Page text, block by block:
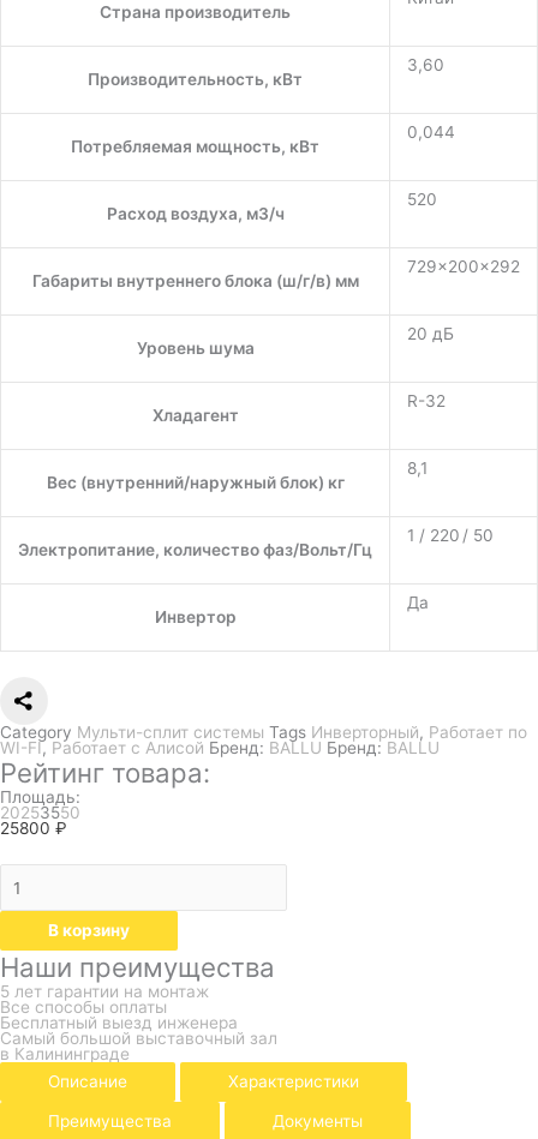
Страна производитель
Производительность, кВт
3,60
Потребляемая мощность, кВт
0,044
Расход воздуха, м3/ч
520
Габариты внутреннего блока (ш/г/в) мм
729×200×292
Уровень шума
20 дБ
Хладагент
R-32
Вес (внутренний/наружный блок) кг
8,1
Электропитание, количество фаз/Вольт/Гц
1 / 220 / 50
Инвертор
Да
Category Мульти-сплит системы Tags Инверторный, Работает по
WI-FI, Работает с Алисой Бренд: BALLU Бренд: BALLU
Рейтинг товара:
Площадь:
20253550
25800 ₽
В корзину
Наши преимущества
5 лет гарантии на монтаж
Все способы оплаты
Бесплатный выезд инженера
Самый большой выставочный зал
в Калининграде
Описание
Характеристики
Преимущества Документы